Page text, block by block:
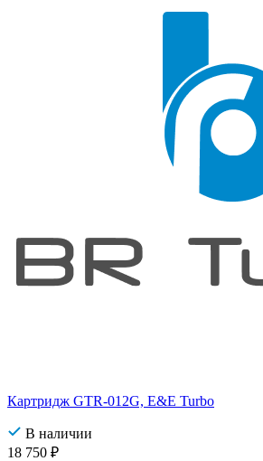
Картридж GTR-012G, E&E Turbo
В наличии
18 750 ₽